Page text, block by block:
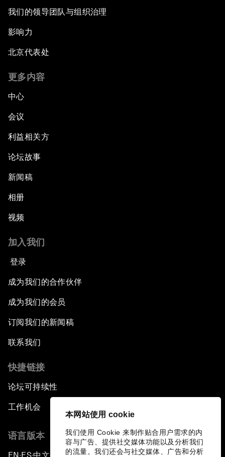
本网站使用 cookie
我们使用 Cookie 来制作贴合用户需求的内
容与广告、提供社交媒体功能以及分析我们
的流量。我们还会与社交媒体、广告和分析
我们的领导团队与组织治理
影响力
北京代表处
更多内容
中心
会议
利益相关方
论坛故事
新闻稿
相册
视频
加入我们
登录
成为我们的合作伙伴
成为我们的会员
订阅我们的新闻稿
联系我们
快捷链接
论坛可持续性
工作机会
语言版本
▪ ▪ ▪